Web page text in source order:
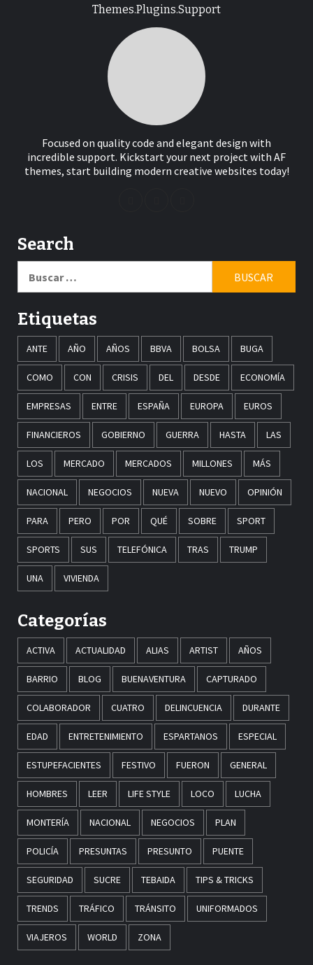
Themes.Plugins.Support
Focused on quality code and elegant design with
incredible support. Kickstart your next project with AF
themes, start building modern creative websites today!
Search
Etiquetas
ANTE AÑO AÑOS BBVA BOLSA BUGA
COMO CON CRISIS DEL DESDE ECONOMÍA
EMPRESAS ENTRE ESPAÑA EUROPA EUROS
FINANCIEROS GOBIERNO GUERRA HASTA LAS
LOS MERCADO MERCADOS MILLONES MÁS
NACIONAL NEGOCIOS NUEVA NUEVO OPINIÓN
PARA PERO POR QUÉ SOBRE SPORT
SPORTS SUS TELEFÓNICA TRAS TRUMP
UNA VIVIENDA
Categorías
ACTIVA ACTUALIDAD ALIAS ARTIST AÑOS
BARRIO BLOG BUENAVENTURA CAPTURADO
COLABORADOR CUATRO DELINCUENCIA DURANTE
EDAD ENTRETENIMIENTO ESPARTANOS ESPECIAL
ESTUPEFACIENTES FESTIVO FUERON GENERAL
HOMBRES LEER LIFE STYLE LOCO LUCHA
MONTERÍA NACIONAL NEGOCIOS PLAN
POLICÍA PRESUNTAS PRESUNTO PUENTE
SEGURIDAD SUCRE TEBAIDA TIPS & TRICKS
TRENDS TRÁFICO TRÁNSITO UNIFORMADOS
VIAJEROS WORLD ZONA